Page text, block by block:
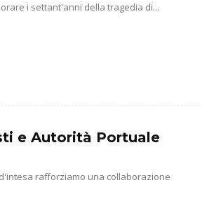
i settant'anni della tragedia di...
e Autorità Portuale
rafforziamo una collaborazione